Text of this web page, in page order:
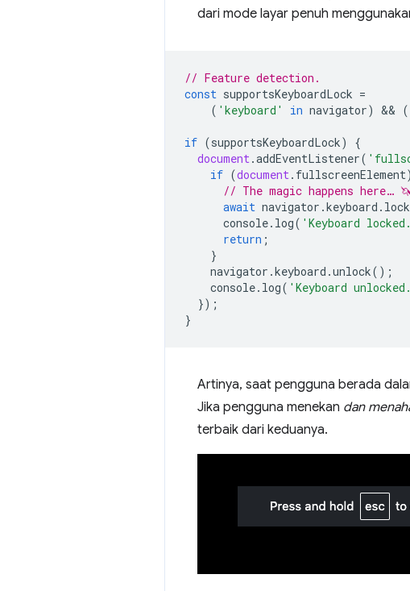
dari mode layar penuh
// Feature detection.
const supportsKeyboardLock =
( 'keyboard' in navigator) && (
if (supportsKeyboardLock)
{
document.addEventListener(
if (document. fullscreenElement)
// The magic happens here… 🦄
await navigator .keyboard . lock
console. log( 'Keyboard
return ;
}
navigator .keyboard .unlock();
console. log( 'Keyboard
});
}
Artinya, saat pengguna berada
Jika pengguna menekan dan
terbaik dari keduanya.